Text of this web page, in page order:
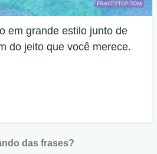
em grande estilo junto de
do jeito que você merece.
das frases?